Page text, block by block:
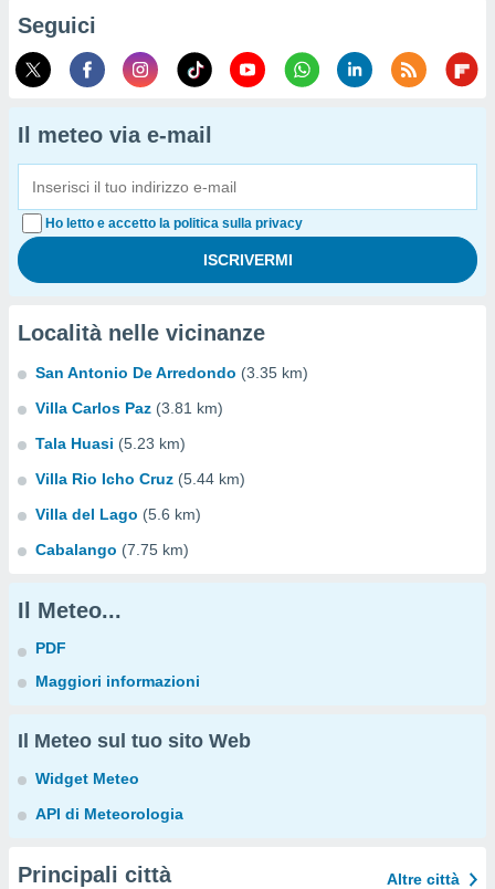
Seguici
Il meteo via e-mail
Ho letto e accetto la politica sulla privacy
Località nelle vicinanze
San Antonio De Arredondo (3.35 km)
Villa Carlos Paz (3.81 km)
Tala Huasi (5.23 km)
Villa Rio Icho Cruz (5.44 km)
Villa del Lago (5.6 km)
Cabalango (7.75 km)
Il Meteo...
PDF
Maggiori informazioni
Il Meteo sul tuo sito Web
Widget Meteo
API di Meteorologia
Principali città Altre città